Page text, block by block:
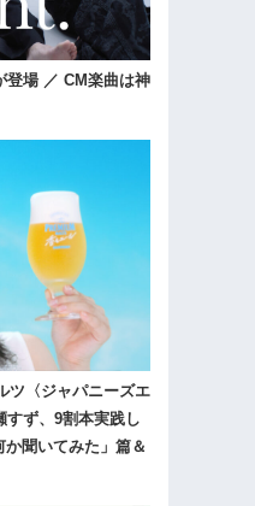
登場 ／ CM楽曲は神
ツ〈ジャパニーズエ
すず、9割本実践し
聞いてみた」篇＆